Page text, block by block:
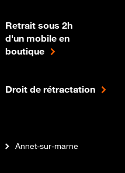
Retrait sous 2h
d'un mobile en
boutique
Droit de rétractation
Annet-sur-marne